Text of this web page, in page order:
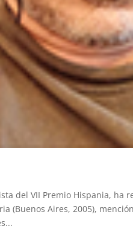
del VII Premio Hispania, ha
(Buenos Aires, 2005),